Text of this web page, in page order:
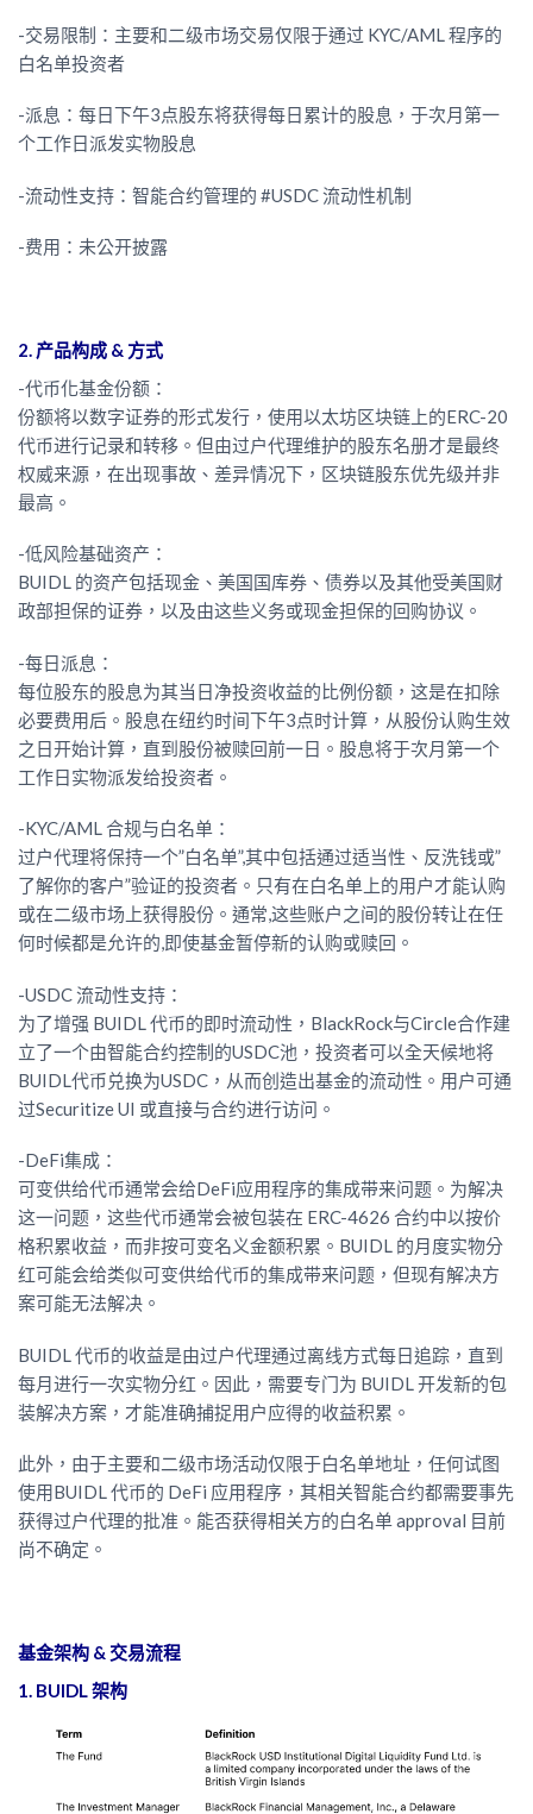
-交易限制：主要和二级市场交易仅限于通过 KYC/AML 程序的
白名单投资者
-派息：每日下午3点股东将获得每日累计的股息，于次月第一
个工作日派发实物股息
-流动性支持：智能合约管理的 #USDC 流动性机制
-费用：未公开披露
2. 产品构成 & 方式
-代币化基金份额：
份额将以数字证券的形式发行，使用以太坊区块链上的ERC-20
代币进行记录和转移。但由过户代理维护的股东名册才是最终
权威来源，在出现事故、差异情况下，区块链股东优先级并非
最高。
-低风险基础资产：
BUIDL 的资产包括现金、美国国库券、债券以及其他受美国财
政部担保的证券，以及由这些义务或现金担保的回购协议。
-每日派息：
每位股东的股息为其当日净投资收益的比例份额，这是在扣除
必要费用后。股息在纽约时间下午3点时计算，从股份认购生效
之日开始计算，直到股份被赎回前一日。股息将于次月第一个
工作日实物派发给投资者。
-KYC/AML 合规与白名单：
过户代理将保持一个”白名单”,其中包括通过适当性、反洗钱或”
了解你的客户”验证的投资者。只有在白名单上的用户才能认购
或在二级市场上获得股份。通常,这些账户之间的股份转让在任
何时候都是允许的,即使基金暂停新的认购或赎回。
-USDC 流动性支持：
为了增强 BUIDL 代币的即时流动性，BlackRock与Circle合作建
立了一个由智能合约控制的USDC池，投资者可以全天候地将
BUIDL代币兑换为USDC，从而创造出基金的流动性。用户可通
过Securitize UI 或直接与合约进行访问。
-DeFi集成：
可变供给代币通常会给DeFi应用程序的集成带来问题。为解决
这一问题，这些代币通常会被包装在 ERC-4626 合约中以按价
格积累收益，而非按可变名义金额积累。BUIDL 的月度实物分
红可能会给类似可变供给代币的集成带来问题，但现有解决方
案可能无法解决。
BUIDL 代币的收益是由过户代理通过离线方式每日追踪，直到
每月进行一次实物分红。因此，需要专门为 BUIDL 开发新的包
装解决方案，才能准确捕捉用户应得的收益积累。
此外，由于主要和二级市场活动仅限于白名单地址，任何试图
使用BUIDL 代币的 DeFi 应用程序，其相关智能合约都需要事先
获得过户代理的批准。能否获得相关方的白名单 approval 目前
尚不确定。
基金架构 & 交易流程
1. BUIDL 架构